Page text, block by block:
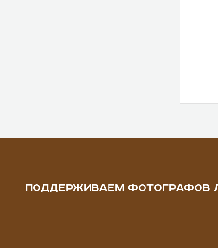
ПОДДЕРЖИВАЕМ ФОТОГРАФОВ